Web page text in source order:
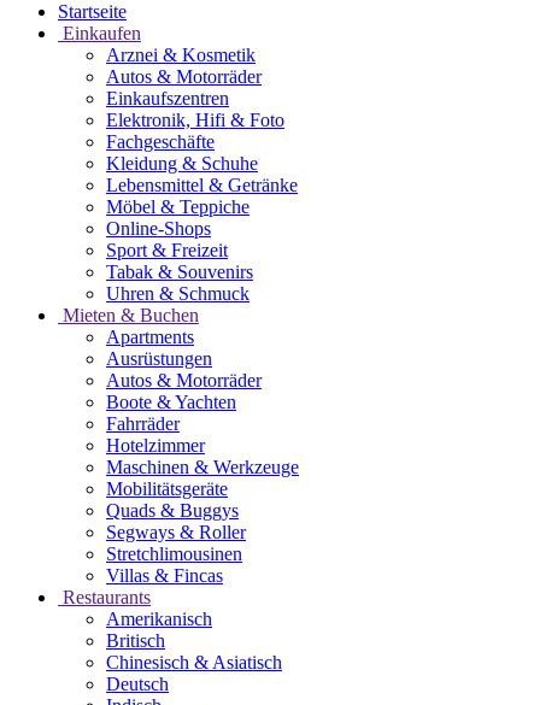
Startseite
Einkaufen
Arznei & Kosmetik
Autos & Motorräder
Einkaufszentren
Elektronik, Hifi & Foto
Fachgeschäfte
Kleidung & Schuhe
Lebensmittel & Getränke
Möbel & Teppiche
Online-Shops
Sport & Freizeit
Tabak & Souvenirs
Uhren & Schmuck
Mieten & Buchen
Apartments
Ausrüstungen
Autos & Motorräder
Boote & Yachten
Fahrräder
Hotelzimmer
Maschinen & Werkzeuge
Mobilitätsgeräte
Quads & Buggys
Segways & Roller
Stretchlimousinen
Villas & Fincas
Restaurants
Amerikanisch
Britisch
Chinesisch & Asiatisch
Deutsch